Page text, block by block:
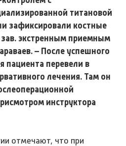
титановой
зафиксировали костные
зав. экстренным приемным
– После успешного
пациента перевели в
лечения. Там он
инструктора
отмечают, что при